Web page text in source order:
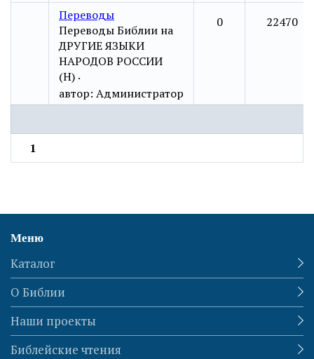
Переводы
Переводы Библии на
ДРУГИЕ ЯЗЫКИ
НАРОДОВ РОССИИ
(Н) ·
автор: Администратор
0 22470
1
Меню
Каталог
О Библии
Наши проекты
Библейские чтения